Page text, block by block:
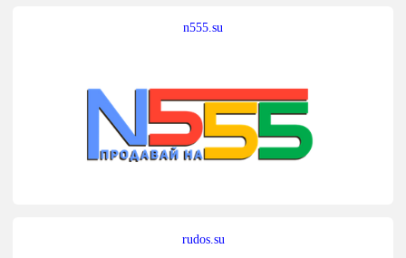
n555.su
rudos.su